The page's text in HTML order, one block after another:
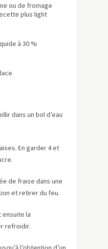
ou de fromage
plus light
à 30 %
dans un bol d’eau
En garder 4 et
de fraise dans une
et retirer du feu.
la
refroidir.